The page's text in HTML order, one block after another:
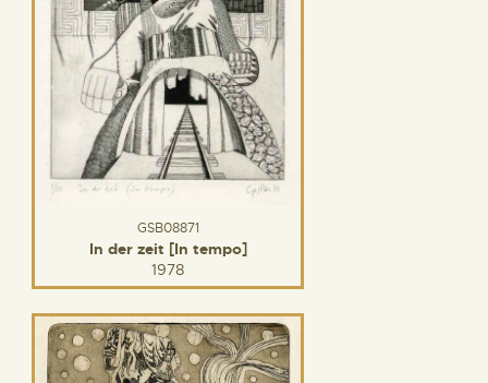
GSB08871
In der zeit [In tempo]
1978